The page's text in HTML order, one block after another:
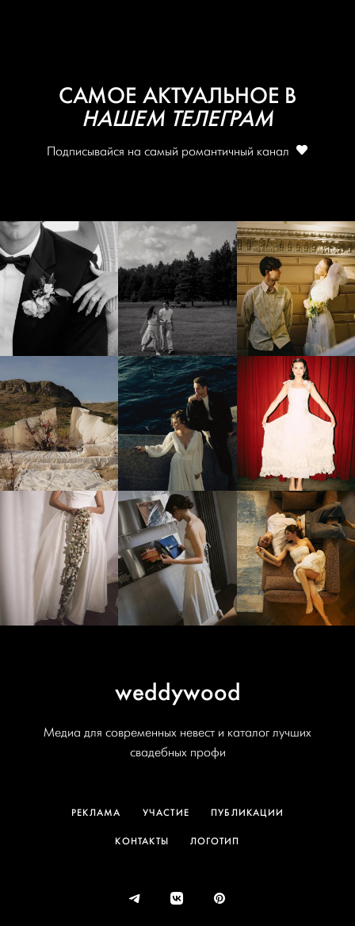
САМОЕ АКТУАЛЬНОЕ В
НАШЕМ ТЕЛЕГРАМ
Подписывайся на самый романтичный канал
weddywood
Медиа для современных невест и каталог лучших
свадебных профи
РЕКЛАМА УЧАСТИЕ ПУБЛИКАЦИИ
КОНТАКТЫ ЛОГОТИП